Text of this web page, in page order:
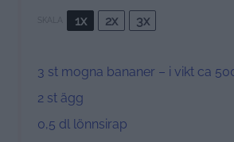
1x 2x 3x
3 st mogna bananer – i vikt ca
2 st ägg
0,5 dl lönnsirap